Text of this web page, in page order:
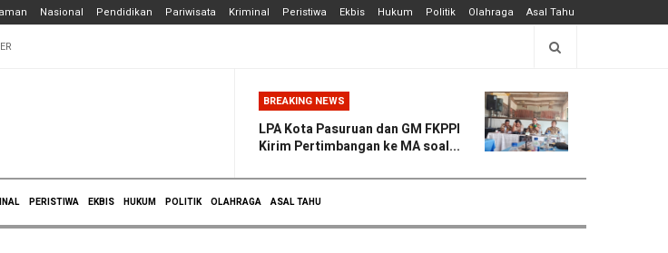
Nasional Pendidikan Pariwisata Kriminal Peristiwa Ekbis Hukum Politik Olahraga Asal Tahu
BREAKING NEWS
LPA Kota Pasuruan dan GM FKPPI
Kirim Pertimbangan ke MA soal...
PERISTIWA EKBIS HUKUM POLITIK OLAHRAGA ASAL TAHU